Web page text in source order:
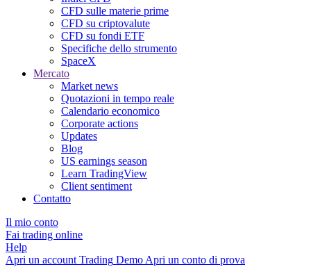
CFD sulle materie prime
CFD su criptovalute
CFD su fondi ETF
Specifiche dello strumento
SpaceX
Mercato
Market news
Quotazioni in tempo reale
Calendario economico
Corporate actions
Updates
Blog
US earnings season
Learn TradingView
Client sentiment
Contatto
Il mio conto
Fai trading online
Help
Apri un account Trading Demo Apri un conto di prova